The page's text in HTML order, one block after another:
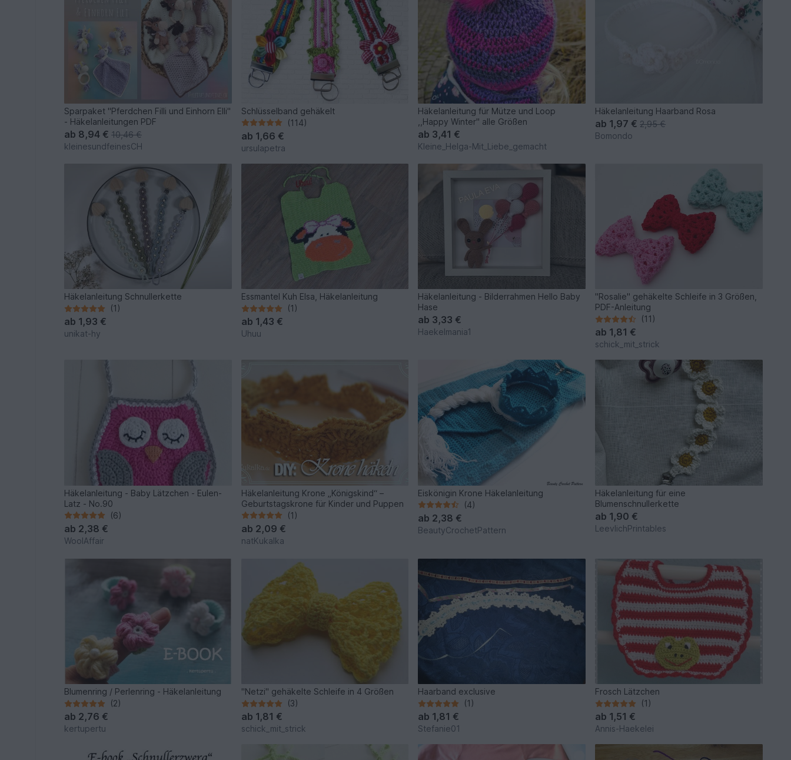
Sparpaket "Pferdchen Filli und Einhorn Elli"
- Häkelanleitungen PDF
ab 8,94 €10,46 €
kleinesundfeinesCH
Schlüsselband gehäkelt
(114)
ab 1,66 €
ursulapetra
Häkelanleitung für Mütze und Loop
,,Happy Winter" alle Größen
ab 3,41 €
Kleine_Helga-Mit_Liebe_gemacht
Häkelanleitung Haarband Rosa
ab 1,97 €2,95 €
Bomondo
Häkelanleitung Schnullerkette
(1)
ab 1,93 €
unikat-hy
Essmantel Kuh Elsa, Häkelanleitung
(1)
ab 1,43 €
Uhuu
Häkelanleitung - Bilderrahmen Hello Baby
Hase
ab 3,33 €
Haekelmania1
"Rosalie" gehäkelte Schleife in 3 Größen,
PDF-Anleitung
(11)
ab 1,81 €
schick_mit_strick
Häkelanleitung - Baby Lätzchen - Eulen-
Latz - No.90
(6)
ab 2,38 €
WoolAffair
Häkelanleitung Krone „Königskind“ –
Geburtstagskrone für Kinder und Puppen
(1)
ab 2,09 €
natKukalka
Eiskönigin Krone Häkelanleitung
(4)
ab 2,38 €
BeautyCrochetPattern
Häkelanleitung für eine
Blumenschnullerkette
ab 1,90 €
LeevlichPrintables
Blumenring / Perlenring - Häkelanleitung
(2)
ab 2,76 €
kertupertu
"Netzi" gehäkelte Schleife in 4 Größen
(3)
ab 1,81 €
schick_mit_strick
Haarband exclusive
(1)
ab 1,81 €
Stefanie01
Frosch Lätzchen
(1)
ab 1,51 €
Annis-Haekelei